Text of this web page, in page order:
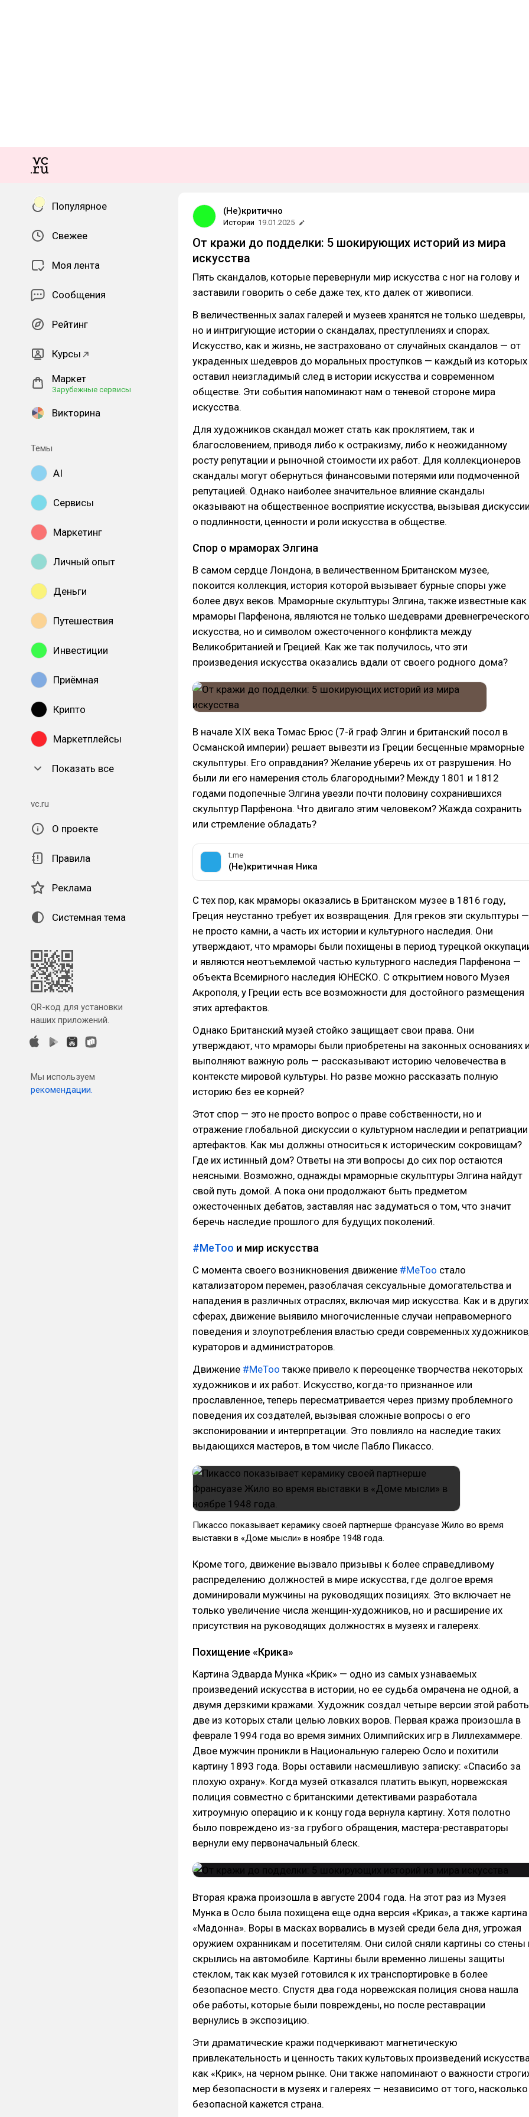
Популярное
Свежее
Моя лента
Сообщения
Рейтинг
Курсы
Маркет
Зарубежные сервисы
Викторина
Темы
AI
Сервисы
Маркетинг
Личный опыт
Деньги
Путешествия
Инвестиции
Приёмная
Крипто
Маркетплейсы
Показать все
vc.ru
О проекте
Правила
Реклама
Системная тема
QR-код для установки
наших приложений.
Мы используем
рекомендации.
(Не)критично
Истории 19.01.2025
От кражи до подделки: 5 шокирующих историй из мира
искусства
Пять скандалов, которые перевернули мир искусства с ног на голову и
заставили говорить о себе даже тех, кто далек от живописи.
В величественных залах галерей и музеев хранятся не только шедевры,
но и интригующие истории о скандалах, преступлениях и спорах.
Искусство, как и жизнь, не застраховано от случайных скандалов — от
украденных шедевров до моральных проступков — каждый из которых
оставил неизгладимый след в истории искусства и современном
обществе. Эти события напоминают нам о теневой стороне мира
искусства.
Для художников скандал может стать как проклятием, так и
благословением, приводя либо к остракизму, либо к неожиданному
росту репутации и рыночной стоимости их работ. Для коллекционеров
скандалы могут обернуться финансовыми потерями или подмоченной
репутацией. Однако наиболее значительное влияние скандалы
оказывают на общественное восприятие искусства, вызывая
о подлинности, ценности и роли искусства в обществе.
Спор о мраморах Элгина
В самом сердце Лондона, в величественном Британском музее,
покоится коллекция, история которой вызывает бурные споры уже
более двух веков. Мраморные скульптуры Элгина, также известные как
мраморы Парфенона, являются не только шедеврами древнегреческого
искусства, но и символом ожесточенного конфликта между
Великобританией и Грецией. Как же так получилось, что эти
произведения искусства оказались вдали от своего родного дома?
В начале XIX века Томас Брюс (7-й граф Элгин и британский посол в
Османской империи) решает вывезти из Греции бесценные мраморные
скульптуры. Его оправдания? Желание уберечь их от разрушения. Но
были ли его намерения столь благородными? Между 1801 и 1812
годами подопечные Элгина увезли почти половину сохранившихся
скульптур Парфенона. Что двигало этим человеком? Жажда сохранить
или стремление обладать?
t.me
(Не)критичная Ника
С тех пор, как мраморы оказались в Британском музее в 1816 году,
Греция неустанно требует их возвращения. Для греков эти скульптуры —
не просто камни, а часть их истории и культурного наследия. Они
утверждают, что мраморы были похищены в период турецкой
и являются неотъемлемой частью культурного наследия Парфенона —
объекта Всемирного наследия ЮНЕСКО. С открытием нового Музея
Акрополя, у Греции есть все возможности для достойного размещения
этих артефактов.
Однако Британский музей стойко защищает свои права. Они
утверждают, что мраморы были приобретены на законных основаниях
выполняют важную роль — рассказывают историю человечества в
контексте мировой культуры. Но разве можно рассказать полную
историю без ее корней?
Этот спор — это не просто вопрос о праве собственности, но и
отражение глобальной дискуссии о культурном наследии и репатриации
артефактов. Как мы должны относиться к историческим сокровищам?
Где их истинный дом? Ответы на эти вопросы до сих пор остаются
неясными. Возможно, однажды мраморные скульптуры Элгина найдут
свой путь домой. А пока они продолжают быть предметом
ожесточенных дебатов, заставляя нас задуматься о том, что значит
беречь наследие прошлого для будущих поколений.
#MeToo и мир искусства
С момента своего возникновения движение #MeToo стало
катализатором перемен, разоблачая сексуальные домогательства и
нападения в различных отраслях, включая мир искусства. Как и в других
сферах, движение выявило многочисленные случаи неправомерного
поведения и злоупотребления властью среди современных
кураторов и администраторов.
Движение #MeToo также привело к переоценке творчества некоторых
художников и их работ. Искусство, когда-то признанное или
прославленное, теперь пересматривается через призму проблемного
поведения их создателей, вызывая сложные вопросы о его
экспонировании и интерпретации. Это повлияло на наследие таких
выдающихся мастеров, в том числе Пабло Пикассо.
Пикассо показывает керамику своей партнерше Франсуазе Жило во время
выставки в «Доме мысли» в ноябре 1948 года.
Кроме того, движение вызвало призывы к более справедливому
распределению должностей в мире искусства, где долгое время
доминировали мужчины на руководящих позициях. Это включает не
только увеличение числа женщин-художников, но и расширение их
присутствия на руководящих должностях в музеях и галереях.
Похищение «Крика»
Картина Эдварда Мунка «Крик» — одно из самых узнаваемых
произведений искусства в истории, но ее судьба омрачена не одной, а
двумя дерзкими кражами. Художник создал четыре версии этой
две из которых стали целью ловких воров. Первая кража произошла в
феврале 1994 года во время зимних Олимпийских игр в Лиллехаммере.
Двое мужчин проникли в Национальную галерею Осло и похитили
картину 1893 года. Воры оставили насмешливую записку: «Спасибо за
плохую охрану». Когда музей отказался платить выкуп, норвежская
полиция совместно с британскими детективами разработала
хитроумную операцию и к концу года вернула картину. Хотя полотно
было повреждено из-за грубого обращения, мастера-реставраторы
вернули ему первоначальный блеск.
Вторая кража произошла в августе 2004 года. На этот раз из Музея
Мунка в Осло была похищена еще одна версия «Крика», а также картина
«Мадонна». Воры в масках ворвались в музей среди бела дня, угрожая
оружием охранникам и посетителям. Они силой сняли картины со стены
скрылись на автомобиле. Картины были временно лишены защиты
стеклом, так как музей готовился к их транспортировке в более
безопасное место. Спустя два года норвежская полиция снова нашла
обе работы, которые были повреждены, но после реставрации
вернулись в экспозицию.
Эти драматические кражи подчеркивают магнетическую
привлекательность и ценность таких культовых произведений
как «Крик», на черном рынке. Они также напоминают о важности
мер безопасности в музеях и галереях — независимо от того, насколько
безопасной кажется страна.